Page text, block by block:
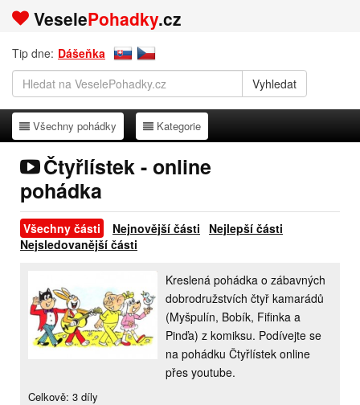
VeselePohadky.cz
Tip dne: Dášeňka
Všechny pohádky
Všechny pohádky Kategorie
Kategorie
Čtyřlístek - online
pohádka
Všechny části Nejnovější části
Nejlepší části
Nejsledovanější části
Kreslená pohádka o zábavných
dobrodružstvích čtyř kamarádů
(Myšpulín, Bobík, Fifinka a
Pinďa) z komiksu. Podívejte se
na pohádku Čtyřlístek online
přes youtube.
Celkově: 3 díly